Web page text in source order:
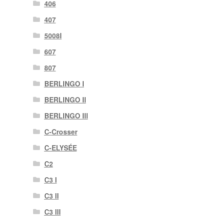
406
407
5008I
607
807
BERLINGO I
BERLINGO II
BERLINGO III
C-Crosser
C-ELYSÉE
C2
C3 I
C3 II
C3 III